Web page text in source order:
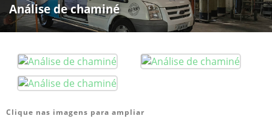
Análise de chaminé
Clique nas imagens para ampliar